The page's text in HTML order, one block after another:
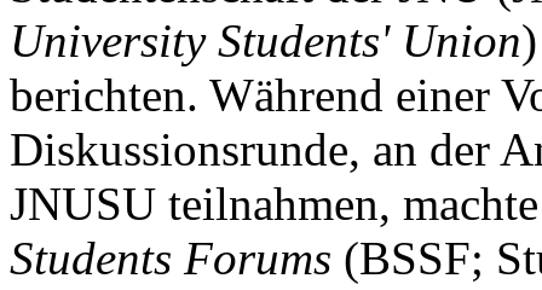
University Students' Union
berichten. Während einer
Diskussionsrunde, an der
JNUSU teilnahmen,
Students Forums (BSSF;